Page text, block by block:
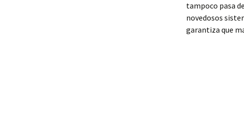
tampoco pasa
novedosos
garantiza que